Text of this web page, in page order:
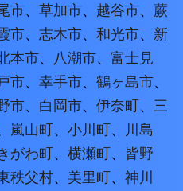
市、 草加市、 越谷市、 蕨
市、 志木市、 和光市、 新
本市、 八潮市、 富士見
市、 幸手市、 鶴ヶ島市、
市、 白岡市、 伊奈町、 三
嵐山町、 小川町、
川島
がわ町、 横瀬町、 皆野
秩父村、 美里町、 神川